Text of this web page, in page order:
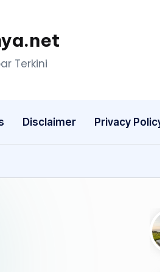
Terkini
Disclaimer Privacy